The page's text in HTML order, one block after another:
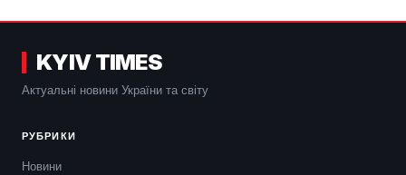
KYIV TIMES
Актуальні новини України та світу
РУБРИКИ
Новини